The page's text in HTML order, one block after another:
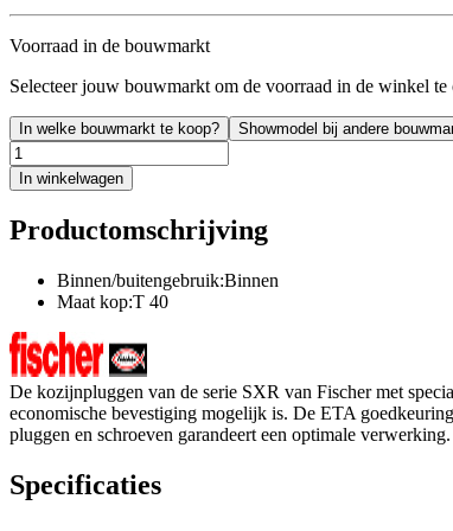
Voorraad in de bouwmarkt
Selecteer jouw bouwmarkt om de voorraad in de winkel te
In welke bouwmarkt te koop? Showmodel bij andere
In winkelwagen
Productomschrijving
Binnen/buitengebruik:Binnen
Maat kop:T 40
De kozijnpluggen van de serie SXR van Fischer met
economische bevestiging mogelijk is. De ETA
pluggen en schroeven garandeert een optimale
Specificaties